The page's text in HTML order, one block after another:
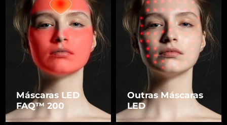
Máscaras LED
FAQ™ 200
Outras Máscaras
LED